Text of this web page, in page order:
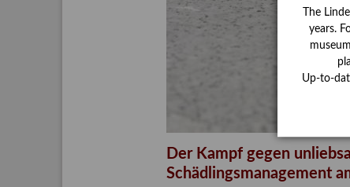
Der Kampf gegen
Schädlingsmanagement
The
years.
Up-to-